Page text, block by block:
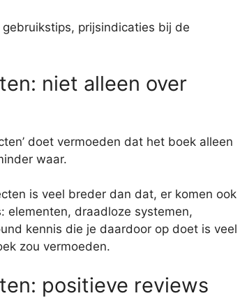
prijsindicaties bij de
niet alleen over
doet vermoeden dat het boek alleen
waar.
is veel breder dan dat, er komen ook
elementen, draadloze systemen,
kennis die je daardoor op doet is veel
zou vermoeden.
positieve reviews